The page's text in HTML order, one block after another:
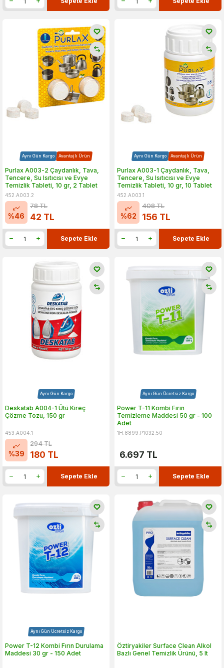
Aynı Gün Kargo Avantajlı Ürün
Purlax A003-2 Çaydanlık, Tava,
Tencere, Su Isıtıcısı ve Evye
Temizlik Tableti, 10 gr, 2 Tablet
452.A003.2
%46
78TL
42 TL
Sepete Ekle
Aynı Gün Kargo Avantajlı Ürün
Purlax A003-1 Çaydanlık, Tava,
Tencere, Su Isıtıcısı ve Evye
Temizlik Tableti, 10 gr, 10 Tablet
452.A003.1
%62
408TL
156 TL
Sepete Ekle
Aynı Gün Kargo
Deskatab A004-1 Ütü Kireç
Çözme Tozu, 150 gr
453.A004.1
%39
294TL
180 TL
Sepete Ekle
Aynı Gün Ücretsiz Kargo
Power T-11 Kombi Fırın
Temizleme Maddesi 50 gr - 100
Adet
1H.8899.P1032.50
6.697 TL
Sepete Ekle
Aynı Gün Ücretsiz Kargo
Power T-12 Kombi Fırın Durulama
Maddesi 30 gr - 150 Adet
Öztiryakiler Surface Clean Alkol
Bazlı Genel Temizlik Ürünü, 5 lt